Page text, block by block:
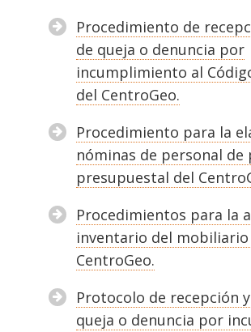
Procedimiento de
de queja o denuncia por
incumplimiento al
del CentroGeo.
Procedimiento para la
nóminas de personal de
presupuestal del
Procedimientos para la
inventario del
CentroGeo.
Protocolo de recepción
queja o denuncia por